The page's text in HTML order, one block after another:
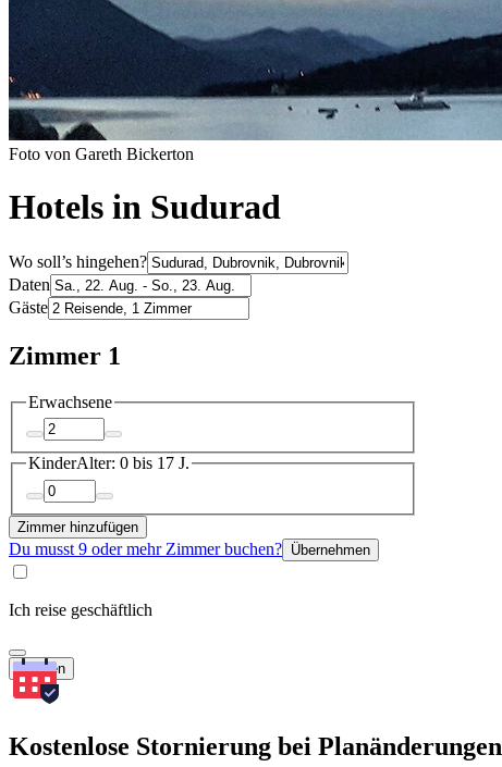
Foto von Gareth Bickerton
Hotels in Sudurad
Wo soll’s hingehen?
Daten
Gäste
Zimmer 1
Erwachsene
KinderAlter: 0 bis 17 J.
Zimmer hinzufügen
Du musst 9 oder mehr Zimmer buchen? Übernehmen
Ich reise geschäftlich
Suchen
Kostenlose Stornierung bei Planänderungen